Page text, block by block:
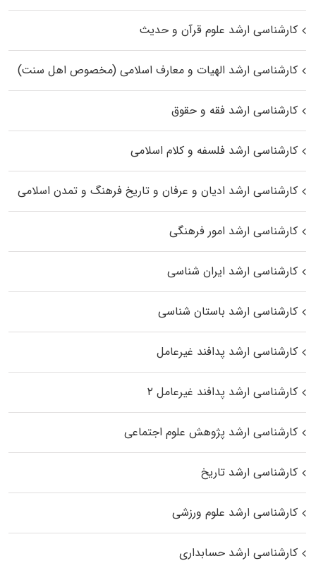
کارشناسی ارشد علوم قرآن و حدیث
کارشناسی ارشد الهیات و معارف اسلامی (مخصوص اهل سنت)
کارشناسی ارشد فقه و حقوق
کارشناسی ارشد فلسفه و کلام اسلامی
کارشناسی ارشد ادیان و عرفان و تاریخ فرهنگ و تمدن اسلامی
کارشناسی ارشد امور فرهنگی
کارشناسی ارشد ایران شناسی
کارشناسی ارشد باستان شناسی
کارشناسی ارشد پدافند غیرعامل
کارشناسی ارشد پدافند غیرعامل ۲
کارشناسی ارشد پژوهش علوم اجتماعی
کارشناسی ارشد تاریخ
کارشناسی ارشد علوم ورزشی
کارشناسی ارشد حسابداری